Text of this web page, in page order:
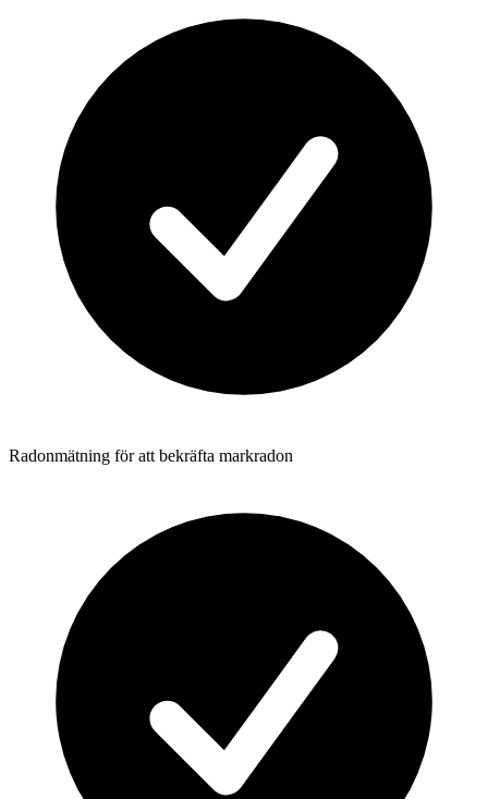
Radonmätning för att bekräfta markradon